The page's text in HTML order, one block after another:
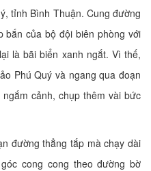
tỉnh Bình Thuận. Cung đường
bắn của bộ đội biên phòng với
là bãi biển xanh ngắt. Vì thế,
Phú Quý và ngang qua đoạn
cảnh, chụp thêm vài bức
đường thẳng tắp mà chạy dài
cong cong theo đường bờ